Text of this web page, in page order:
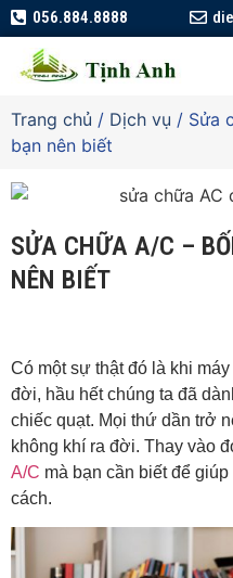
056.884.8888
Trang chủ / Dịch vụ / Sửa
bạn nên biết
SỬA CHỮA A/C –
NÊN BIẾT
Có một sự thật đó là khi
đời, hầu hết chúng ta đã
chiếc quạt. Mọi thứ dần trở
không khí ra đời. Thay vào
A/C mà bạn cần biết để
cách.